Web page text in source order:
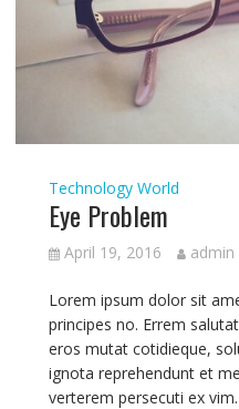
Technology World
Eye Problem
April 19, 2016 admin
Lorem ipsum dolor sit
principes no. Errem
eros mutat cotidieque,
ignota reprehendunt et
verterem persecuti ex